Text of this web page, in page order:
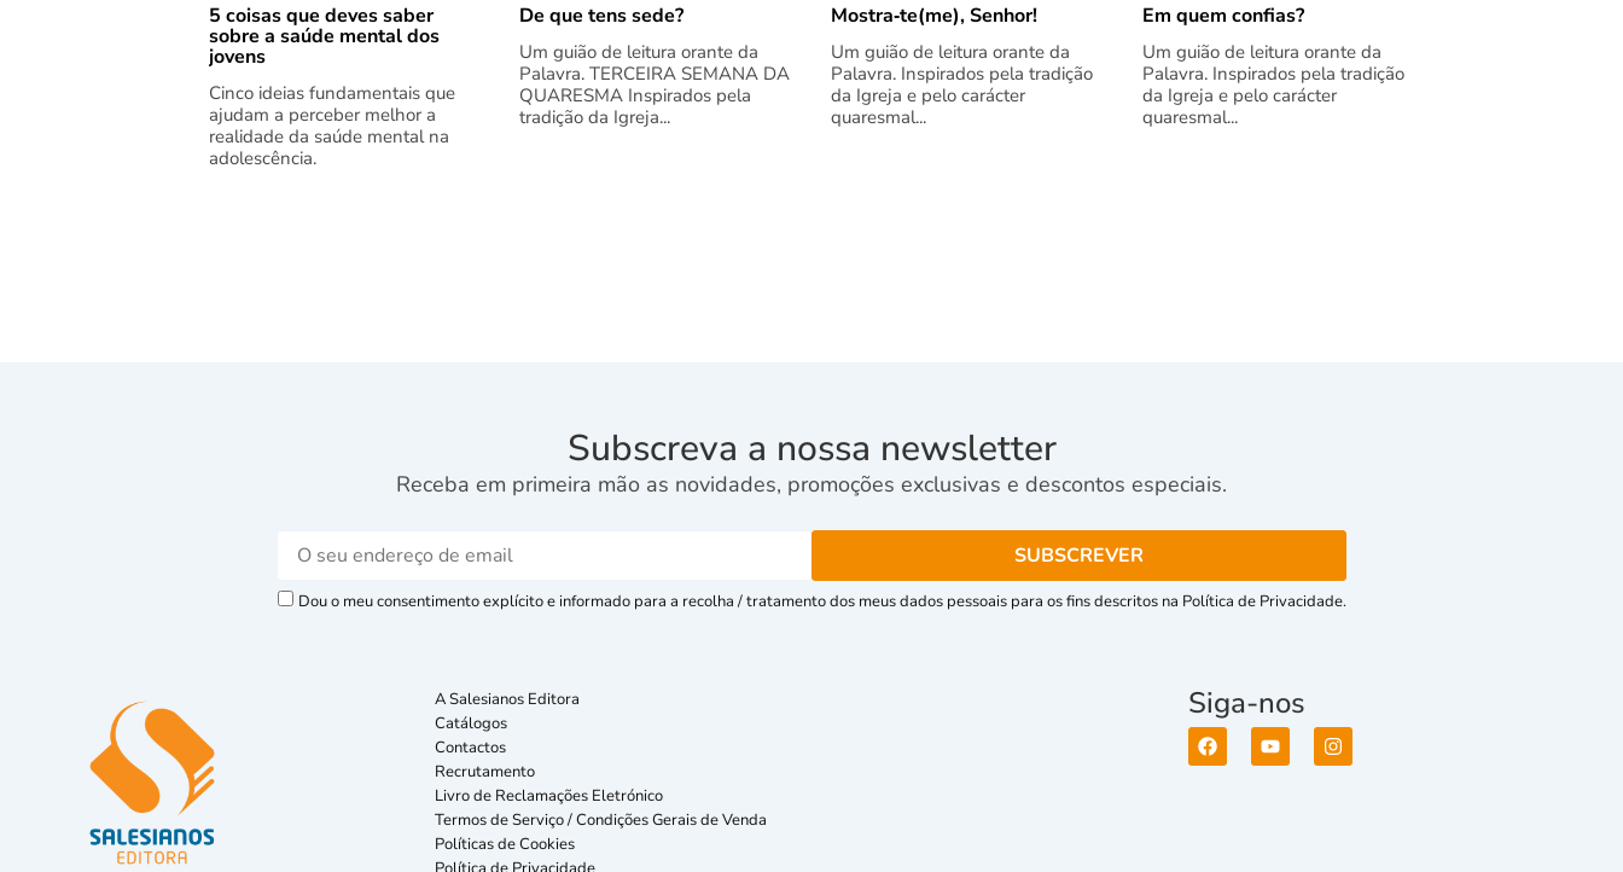
5 coisas que deves saber
sobre a saúde mental dos
jovens
Cinco ideias fundamentais que
ajudam a perceber melhor a
realidade da saúde mental na
adolescência.
De que tens sede?
Um guião de leitura orante da
Palavra. TERCEIRA SEMANA DA
QUARESMA Inspirados pela
tradição da Igreja...
Mostra‑te(me), Senhor!
Um guião de leitura orante da
Palavra. Inspirados pela tradição
da Igreja e pelo carácter
quaresmal...
Em quem confias?
Um guião de leitura orante da
Palavra. Inspirados pela tradição
da Igreja e pelo carácter
quaresmal...
Subscreva a nossa newsletter
Receba em primeira mão as novidades, promoções exclusivas e descontos especiais.
Dou o meu consentimento explícito e informado para a recolha / tratamento dos meus dados pessoais para os fins descritos na Política de Privacidade.
A Salesianos Editora
Catálogos
Contactos
Recrutamento
Livro de Reclamações Eletrónico
Termos de Serviço / Condições Gerais de Venda
Políticas de Cookies
Siga-nos